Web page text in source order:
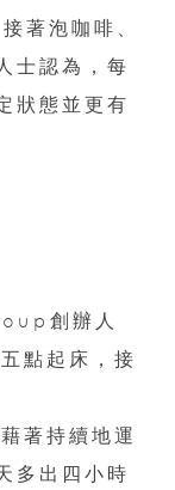
著泡咖啡、
士認為，每
狀態並更有
創辦人
點起床，接
著持續地運
多出四小時